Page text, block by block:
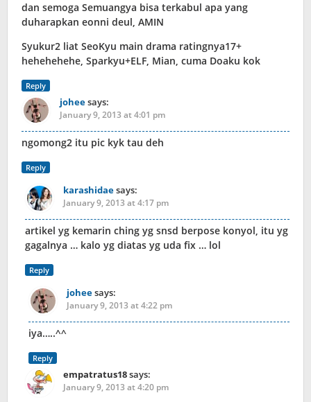
dan semoga Semuangya bisa terkabul apa yang
duharapkan eonni deul, AMIN
Syukur2 liat SeoKyu main drama ratingnya17+
hehehehehe, Sparkyu+ELF, Mian, cuma Doaku kok
Reply
joheesays:
January 9, 2013 at 4:01 pm
ngomong2 itu pic kyk tau deh
Reply
karashidaesays:
January 9, 2013 at 4:17 pm
artikel yg kemarin ching yg snsd berpose konyol, itu yg
gagalnya … kalo yg diatas yg uda fix … lol
Reply
joheesays:
January 9, 2013 at 4:22 pm
iya…..^^
Reply
empatratus18says:
January 9, 2013 at 4:20 pm